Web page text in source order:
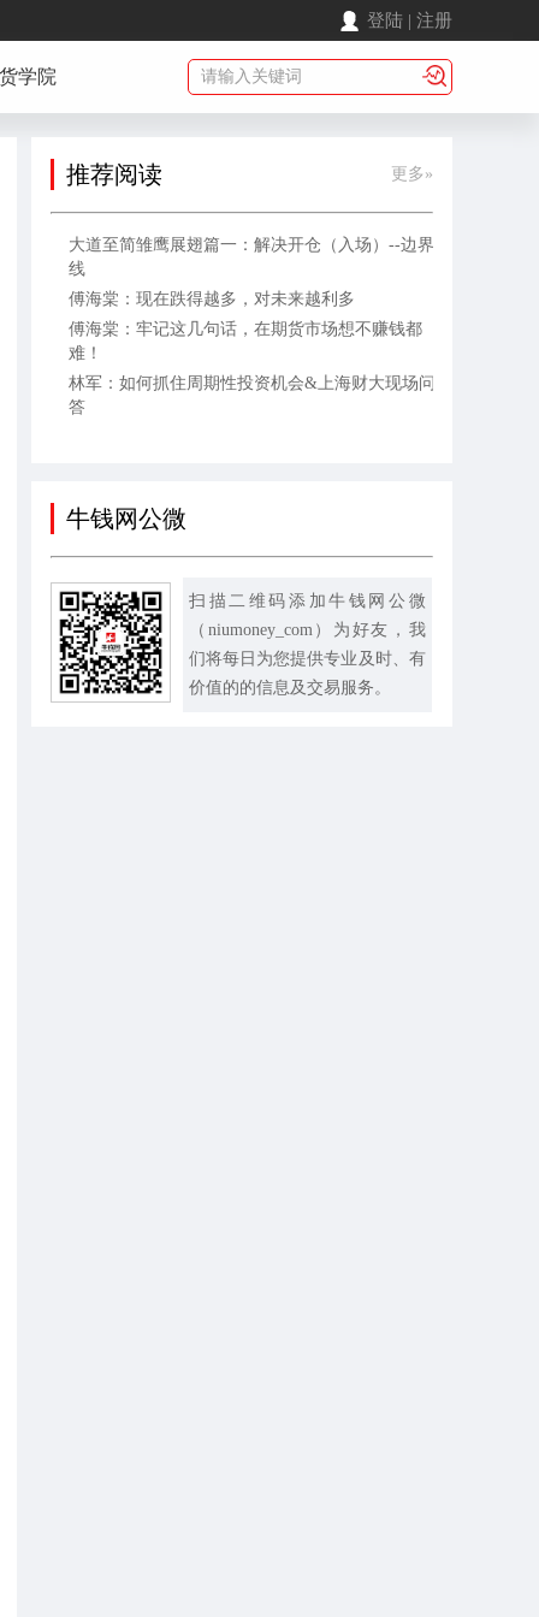
登陆 | 注册
学院
推荐阅读 更多»
大道至简雏鹰展翅篇一：解决开仓（入场）--边界
线
傅海棠：现在跌得越多，对未来越利多
傅海棠：牢记这几句话，在期货市场想不赚钱都
难！
林军：如何抓住周期性投资机会&上海财大现场问
答
牛钱网公微
扫描二维码添加牛钱网公微
（niumoney_com）为好友，我
们将每日为您提供专业及时、有
价值的的信息及交易服务。